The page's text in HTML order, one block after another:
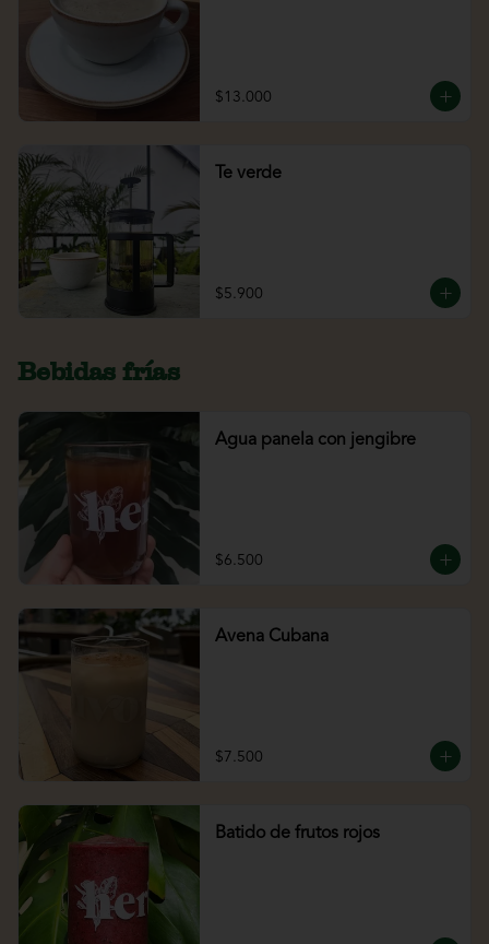
$13.000
Te verde
$5.900
Bebidas frías
Agua panela con jengibre
$6.500
Avena Cubana
$7.500
Batido de frutos rojos